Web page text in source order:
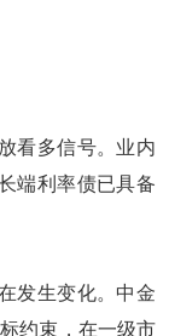
看多信号。业内
端利率债已具备
发生变化。中金
约束，在一级市